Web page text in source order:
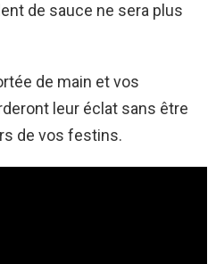
de sauce ne sera plus
de main et vos
leur éclat sans être
de vos festins.